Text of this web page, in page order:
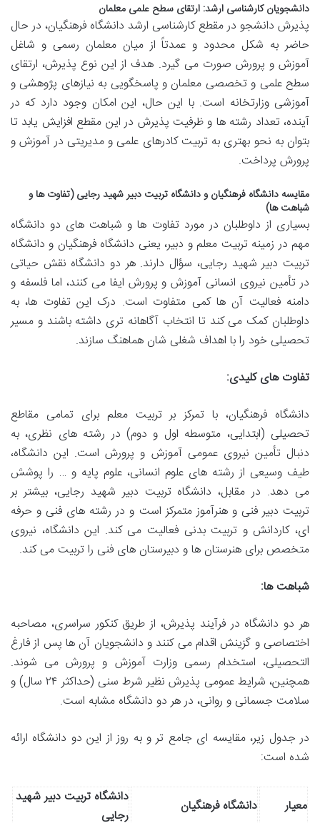
دانشجویان کارشناسی ارشد: ارتقای سطح علمی معلمان
پذیرش دانشجو در مقطع کارشناسی ارشد دانشگاه فرهنگیان، در حال
حاضر به شکل محدود و عمدتاً از میان معلمان رسمی و شاغل
آموزش و پرورش صورت می گیرد. هدف از این نوع پذیرش، ارتقای
سطح علمی و تخصصی معلمان و پاسخگویی به نیازهای پژوهشی و
آموزشی وزارتخانه است. با این حال، این امکان وجود دارد که در
آینده، تعداد رشته ها و ظرفیت پذیرش در این مقطع افزایش یابد تا
بتوان به نحو بهتری به تربیت کادرهای علمی و مدیریتی در آموزش و
پرورش پرداخت.
مقایسه دانشگاه فرهنگیان و دانشگاه تربیت دبیر شهید رجایی (تفاوت ها و
شباهت ها)
بسیاری از داوطلبان در مورد تفاوت ها و شباهت های دو دانشگاه
مهم در زمینه تربیت معلم و دبیر، یعنی دانشگاه فرهنگیان و دانشگاه
تربیت دبیر شهید رجایی، سؤال دارند. هر دو دانشگاه نقش حیاتی
در تأمین نیروی انسانی آموزش و پرورش ایفا می کنند، اما فلسفه و
دامنه فعالیت آن ها کمی متفاوت است. درک این تفاوت ها، به
داوطلبان کمک می کند تا انتخاب آگاهانه تری داشته باشند و مسیر
تحصیلی خود را با اهداف شغلی شان هماهنگ سازند.
تفاوت های کلیدی:
دانشگاه فرهنگیان، با تمرکز بر تربیت معلم برای تمامی مقاطع
تحصیلی (ابتدایی، متوسطه اول و دوم) در رشته های نظری، به
دنبال تأمین نیروی عمومی آموزش و پرورش است. این دانشگاه،
طیف وسیعی از رشته های علوم انسانی، علوم پایه و … را پوشش
می دهد. در مقابل، دانشگاه تربیت دبیر شهید رجایی، بیشتر بر
تربیت دبیر فنی و هنرآموز متمرکز است و در رشته های فنی و حرفه
ای، کاردانش و تربیت بدنی فعالیت می کند. این دانشگاه، نیروی
متخصص برای هنرستان ها و دبیرستان های فنی را تربیت می کند.
شباهت ها:
هر دو دانشگاه در فرآیند پذیرش، از طریق کنکور سراسری، مصاحبه
اختصاصی و گزینش اقدام می کنند و دانشجویان آن ها پس از فارغ
التحصیلی، استخدام رسمی وزارت آموزش و پرورش می شوند.
همچنین، شرایط عمومی پذیرش نظیر شرط سنی (حداکثر ۲۴ سال) و
سلامت جسمانی و روانی، در هر دو دانشگاه مشابه است.
در جدول زیر، مقایسه ای جامع تر و به روز از این دو دانشگاه ارائه
شده است:
معیار دانشگاه فرهنگیان
دانشگاه تربیت دبیر شهید
رجایی